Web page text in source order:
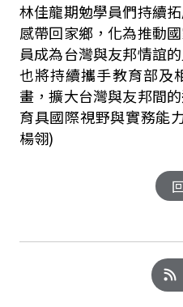
林佳龍期勉學員們持續
感帶回家鄉，化為推動
員成為台灣與友邦情誼
也將持續攜手教育部及
畫，擴大台灣與友邦間
育具國際視野與實務能
楊翎)